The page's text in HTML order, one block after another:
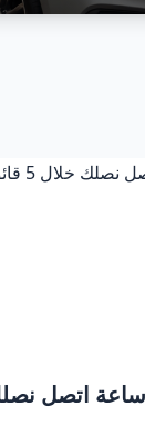
بنشر متنقل دبي | خدمة 24 ساعة